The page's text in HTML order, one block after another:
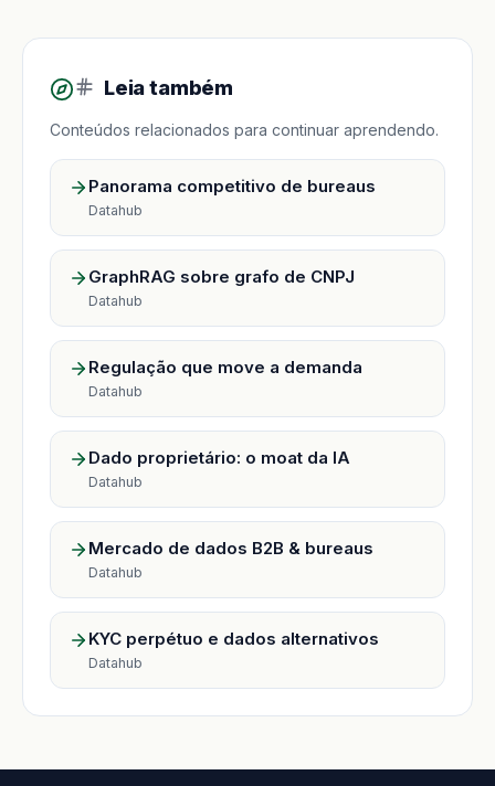
Leia também
Conteúdos relacionados para continuar aprendendo.
Panorama competitivo de bureaus
Datahub
GraphRAG sobre grafo de CNPJ
Datahub
Regulação que move a demanda
Datahub
Dado proprietário: o moat da IA
Datahub
Mercado de dados B2B & bureaus
Datahub
KYC perpétuo e dados alternativos
Datahub